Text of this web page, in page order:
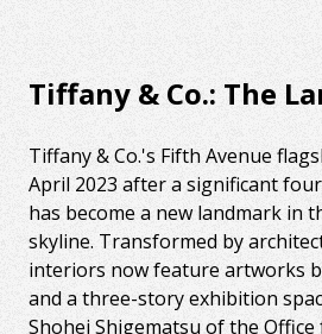
Tiffany & Co.: The
Tiffany & Co.'s Fifth Avenue
April 2023 after a significant
has become a new landmark in
skyline. Transformed by
interiors now feature artworks
and a three-story exhibition
Shohei Shigematsu of the